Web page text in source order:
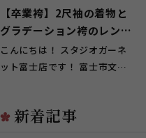
【卒業袴】2尺袖の着物と
グラデーション袴のレンタ
ル！【富士宮】
こんにちは！ スタジオガーネ
ット富士店です！ 富士市文化
新着記事